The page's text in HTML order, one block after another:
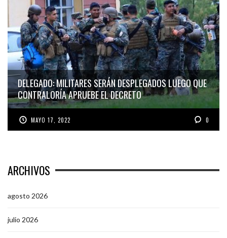
DELEGADO: MILITARES SERÁN DESPLEGADOS LUEGO QUE
CONTRALORÍA APRUEBE EL DECRETO
MAYO 17, 2022 0
ARCHIVOS
agosto 2026
julio 2026